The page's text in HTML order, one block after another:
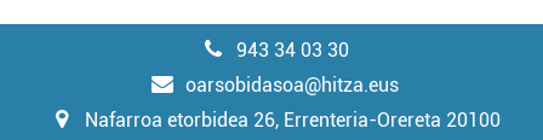
943 34 03 30
oarsobidasoa@hitza.eus
Nafarroa etorbidea 26, Errenteria-Orereta 20100